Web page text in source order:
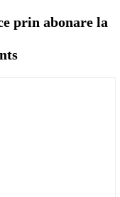
prin abonare la